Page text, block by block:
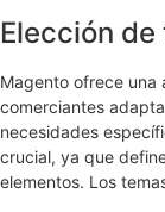
Elección de
Magento ofrece una
comerciantes
necesidades
crucial, ya que
elementos. Los